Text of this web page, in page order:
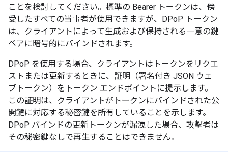
ことを検討してください。標準の Bearer トークンは、傍
受したすべての当事者が使用できますが、DPoP トークン
は、クライアントによって生成および保持される一意の鍵
ペアに暗号的にバインドされます。
DPoP を使用する場合、クライアントはトークンをリクエ
ストまたは更新するときに、証明（署名付き JSON ウェ
ブトークン）をトークン エンドポイントに提示します。
この証明は、クライアントがトークンにバインドされた公
開鍵に対応する秘密鍵を所有していることを示します。
DPoP バインドの更新トークンが漏洩した場合、攻撃者は
その秘密鍵なしで再生することはできません。